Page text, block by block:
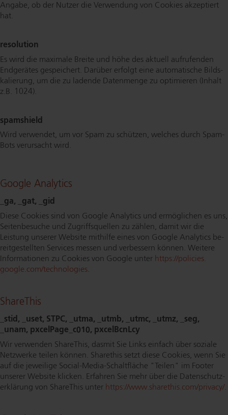
Angabe, ob der Nutzer die Verwendung von Cookies akzeptiert
hat.
resolution
Es wird die maximale Breite und höhe des aktuell aufrufenden
Endgerätes gespeichert. Darüber erfolgt eine automatische Bild­s­
ka­lie­rung, um die zu ladende Datenmenge zu optimieren (Inhalt
z.B. 1024).
spamshield
Wird verwendet, um vor Spam zu schützen, welches durch Spam-
Bots verursacht wird.
Google Analytics
_ga, _gat, _gid
Diese Cookies sind von Google Analytics und ermöglichen es uns,
Seitenbesuche und Zu­griffs­quel­len zu zählen, damit wir die
Leistung unserer Website mithilfe eines von Google Analytics be­
reit­ge­stell­ten Services messen und verbessern können. Weitere
Informationen zu Cookies von Google unter https://​policies.​
google.​com/​technologies.
ShareThis
_stid, _uset, STPC, _utma, _utmb, _utmc, _utmz, _seg,
_unam, pxcel­Pa­ge_c010, pxcelBcnLcy
Wir verwenden ShareThis, dasmit Sie Links einfach über soziale
Netzwerke teilen können. Sharethis setzt diese Cookies, wenn Sie
auf die jeweilige So­ci­al-Me­dia-Schalt­flä­che "Teilen" im Footer
unserer Website klicken. Erfahren Sie mehr über die Da­ten­schut­z­
er­klä­rung von ShareThis unter https://​www.​sharethis.​com/​privacy/.